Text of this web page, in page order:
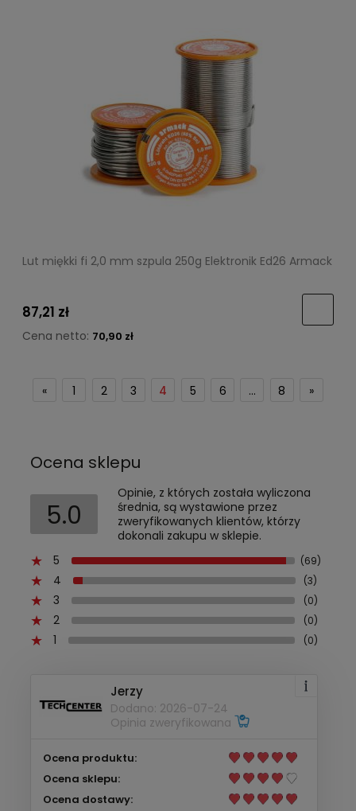
Lut miękki fi 2,0 mm szpula 250g Elektronik Ed26 Armack
87,21 zł
Cena netto: 70,90 zł
« 1 2 3 4 5 6 ... 8 »
Ocena sklepu
5.0
Opinie, z których została wyliczona
średnia, są wystawione przez
zweryfikowanych klientów, którzy
dokonali zakupu w sklepie.
5
(69)
4 (3)
3 (0)
2 (0)
1 (0)
Jerzy
Dodano: 2026-07-24
Opinia zweryfikowana
Ocena produktu:
Ocena sklepu:
Ocena dostawy: